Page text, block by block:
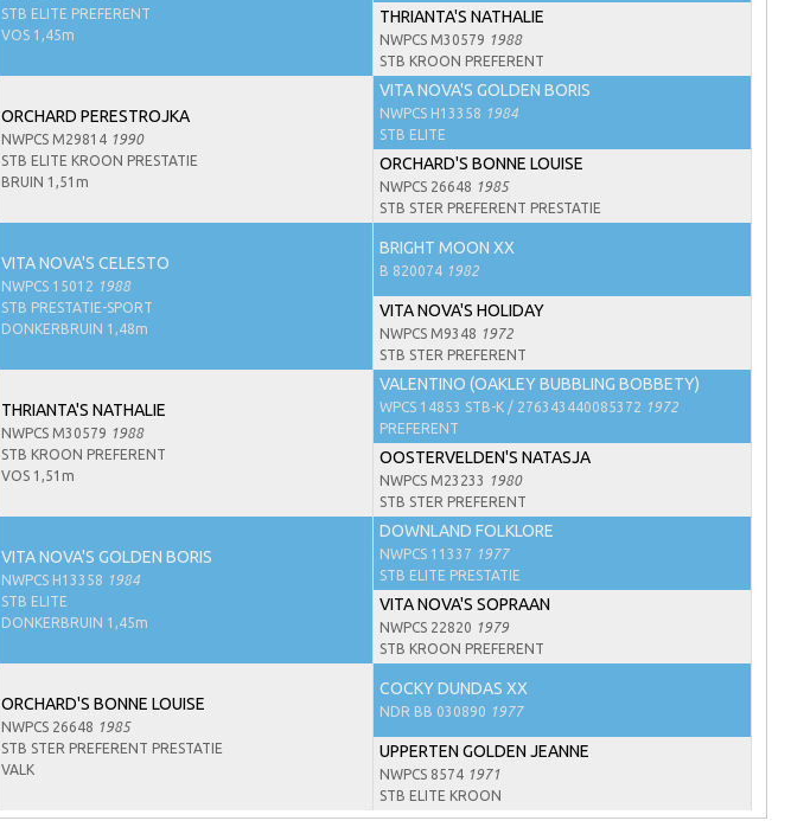
STB ELITE PREFERENT
VOS 1,45m
THRIANTA'S NATHALIE
NWPCS M30579 1988
STB KROON PREFERENT
ORCHARD PERESTROJKA
NWPCS M29814 1990
STB ELITE KROON PRESTATIE
BRUIN 1,51m
VITA NOVA'S GOLDEN BORIS
NWPCS H13358 1984
STB ELITE
ORCHARD'S BONNE LOUISE
NWPCS 26648 1985
STB STER PREFERENT PRESTATIE
VITA NOVA'S CELESTO
NWPCS 15012 1988
STB PRESTATIE-SPORT
DONKERBRUIN 1,48m
BRIGHT MOON XX
B 820074 1982
VITA NOVA'S HOLIDAY
NWPCS M9348 1972
STB STER PREFERENT
THRIANTA'S NATHALIE
NWPCS M30579 1988
STB KROON PREFERENT
VOS 1,51m
VALENTINO (OAKLEY BUBBLING BOBBETY)
WPCS 14853 STB-K / 276343440085372 1972
PREFERENT
OOSTERVELDEN'S NATASJA
NWPCS M23233
1980
STB STER PREFERENT
VITA NOVA'S GOLDEN BORIS
NWPCS H13358 1984
STB ELITE
DONKERBRUIN 1,45m
DOWNLAND FOLKLORE
NWPCS 11337 1977
STB ELITE PRESTATIE
VITA NOVA'S SOPRAAN
NWPCS 22820 1979
STB KROON PREFERENT
ORCHARD'S BONNE LOUISE
NWPCS 26648 1985
STB STER PREFERENT PRESTATIE
VALK
COCKY DUNDAS XX
NDR BB 030890 1977
UPPERTEN GOLDEN JEANNE
NWPCS 8574 1971
STB ELITE KROON